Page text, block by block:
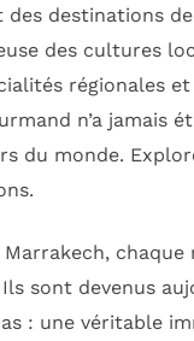
destinations
des cultures
régionales
n’a
du monde.
Marrakech,
sont devenus
: une véritable